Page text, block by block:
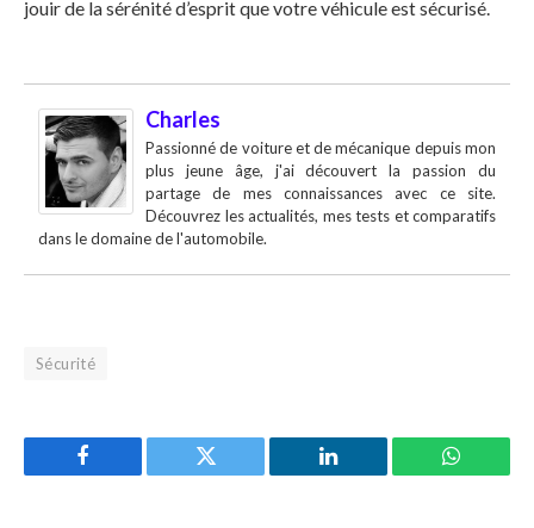
jouir de la sérénité d’esprit que votre véhicule est sécurisé.
Charles
Passionné de voiture et de mécanique depuis mon
plus jeune âge, j'ai découvert la passion du
partage de mes connaissances avec ce site.
Découvrez les actualités, mes tests et comparatifs
dans le domaine de l'automobile.
Sécurité
Facebook Twitter LinkedIn